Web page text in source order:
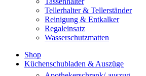
Tellerhalter & Tellerständer
Reinigung & Entkalker
Regaleinsatz
Wasserschutzmatten
Shop
Küchenschubladen & Auszüge